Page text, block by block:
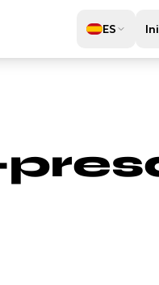
ES